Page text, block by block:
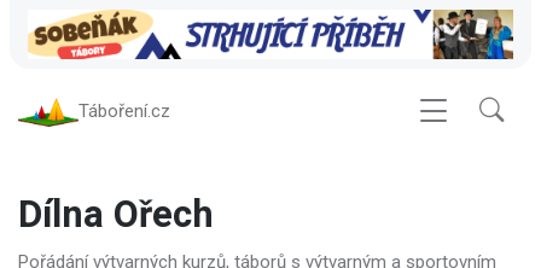
Táboření.cz
Dílna Ořech
Pořádání výtvarných kurzů, táborů s výtvarným a sportovním